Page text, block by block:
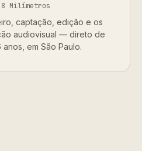
8 Milímetros
captação, edição e os
audiovisual — direto de
anos, em São Paulo.